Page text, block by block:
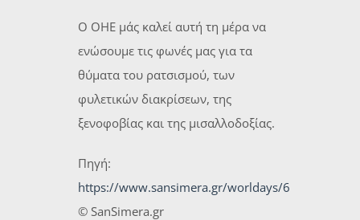
Ο ΟΗΕ μάς καλεί αυτή τη μέρα να
ενώσουμε τις φωνές μας για τα
θύματα του ρατσισμού, των
φυλετικών διακρίσεων, της
ξενοφοβίας και της μισαλλοδοξίας.
Πηγή:
https://www.sansimera.gr/worldays/6
© SanSimera.gr